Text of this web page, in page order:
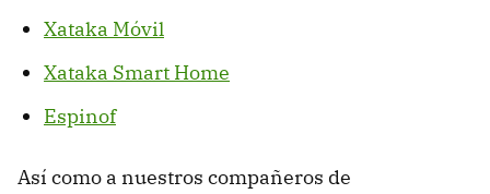
Xataka Móvil
Xataka Smart Home
Espinof
Así como a nuestros compañeros de